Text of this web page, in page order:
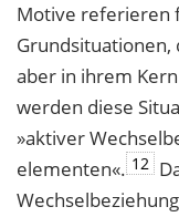
Motive referieren
aber in ihrem
werden diese
»aktiver
elementen«. 12